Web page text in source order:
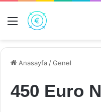
Menü
Anasayfa /Genel
450 Euro